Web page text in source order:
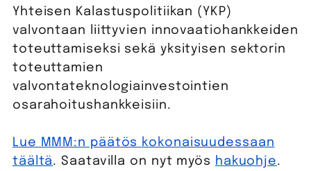
Yhteisen Kalastuspolitiikan (YKP)
valvontaan liittyvien innovaatiohankkeiden
toteuttamiseksi sekä yksityisen sektorin
toteuttamien
valvontateknologiainvestointien
osarahoitushankkeisiin.
Lue MMM:n päätös kokonaisuudessaan
täältä. Saatavilla on nyt myös hakuohje.